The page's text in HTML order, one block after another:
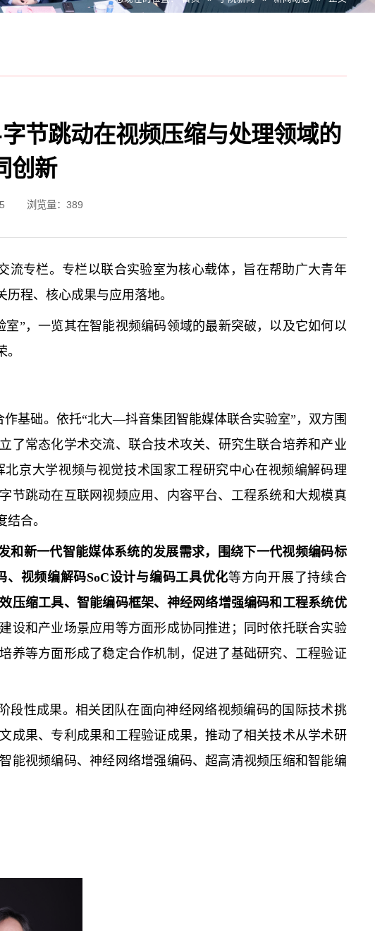
节跳动在视频压缩与处理领域的
创新
浏览量： 389
流专栏。专栏以联合实验室为核心载体，旨在帮助广大青年
程、核心成果与应用落地。
室”，一览其在智能视频编码领域的最新突破，以及它如何以
基础。依托“北大—抖音集团智能媒体联合实验室”，双方围
了常态化学术交流、联合技术攻关、研究生联合培养和产业
京大学视频与视觉技术国家工程研究中心在视频编解码理
节跳动在互联网视频应用、内容平台、工程系统和大规模真
合。
和新一代智能媒体系统的发展需求，围绕下一代视频编码标
视频编解码SoC设计与编码工具优化等方向开展了持续合
压缩工具、智能编码框架、神经网络增强编码和工程系统优
设和产业场景应用等方面形成协同推进；同时依托联合实验
养等方面形成了稳定合作机制，促进了基础研究、工程验证
段性成果。相关团队在面向神经网络视频编码的国际技术挑
成果、专利成果和工程验证成果，推动了相关技术从学术研
能视频编码、神经网络增强编码、超高清视频压缩和智能编